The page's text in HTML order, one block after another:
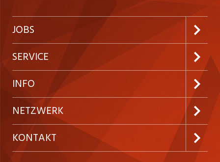
JOBS
Jobabo abonnieren
Neue Stellen
Festanstellungen
Temporäre Jobs
SERVICE
Kundenlogin
Inserieren
Firmen
Personalvermittler
INFO
Preise und Leistungen
AGB
Datenschutzerklärung
NETZWERK
ostjob.ch
KONTAKT